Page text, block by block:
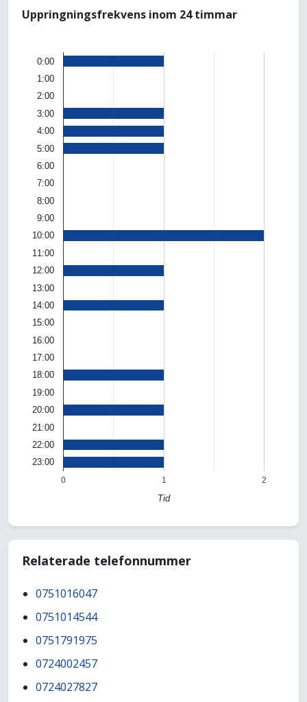
Uppringningsfrekvens inom 24 timmar
0 1 2
0:00
1:00
2:00
3:00
4:00
5:00
6:00
7:00
8:00
9:00
10:00
11:00
12:00
13:00
14:00
15:00
16:00
17:00
18:00
19:00
20:00
21:00
22:00
23:00
Tid
Relaterade telefonnummer
0751016047
0751014544
0751791975
0724002457
0724027827